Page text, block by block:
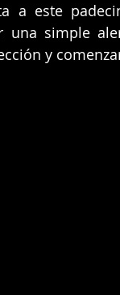
a este
una simple
y